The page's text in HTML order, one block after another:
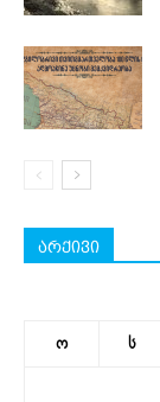
არქივი
ო ს